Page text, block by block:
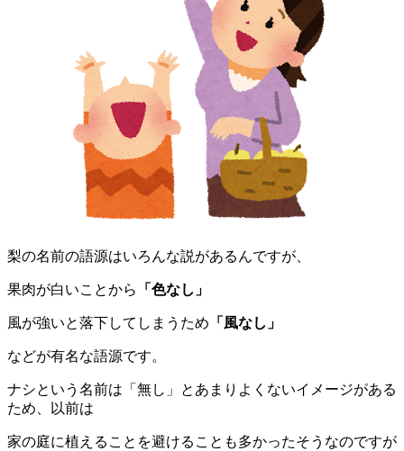
梨の名前の語源はいろんな説があるんですが、
果肉が白いことから 「色なし」
風が強いと落下してしまうため 「風なし」
などが有名な語源です。
ナシという名前は「無し」とあまりよくないイメージがある
ため、以前は
家の庭に植えることを避けることも多かったそうなのですが